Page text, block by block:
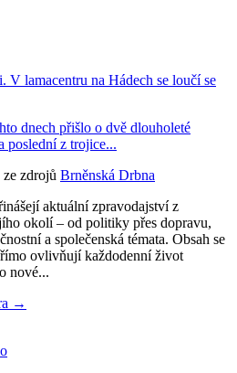
V lamacentru na Hádech se loučí se
dnech přišlo o dvě dlouholeté
poslední z trojice...
zdrojů Brněnská Drbna
aktuální zpravodajství z
okolí – od politiky přes dopravu,
a společenská témata. Obsah se
ovlivňují každodenní život
nové...
→